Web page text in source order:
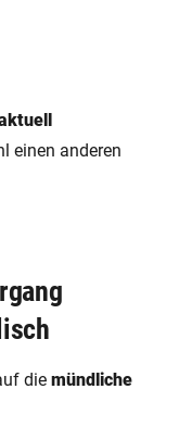
die mündliche
einen anderen